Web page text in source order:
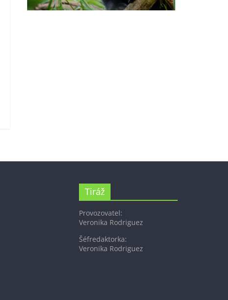
Tiráž
Provozovatel:
Veronika Rodriguez
Šéfredaktorka:
Veronika Rodriguez